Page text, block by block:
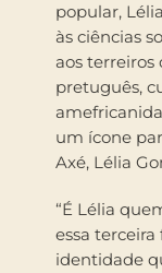
popular,
às ciências
aos terreiros
pretuguês,
um ícone
Axé, Lélia
“É Lélia
essa
identidade